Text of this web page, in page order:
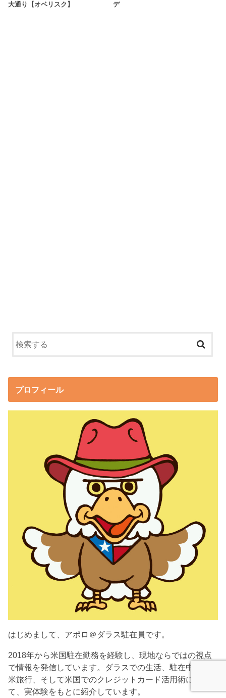
大通り【オベリスク】
デ
プロフィール
はじめまして、アポロ＠ダラス駐在員です。
2018年から米国駐在勤務を経験し、現地ならではの視点
で情報を発信しています。ダラスでの生活、駐在中の全
米旅行、そして米国でのクレジットカード活用術につい
て、実体験をもとに紹介しています。